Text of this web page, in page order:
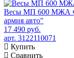
Весы МП 600 МЖА Ф-
армия авто"
17 490 руб.
арт. 3122110071
Купить
Сравнить